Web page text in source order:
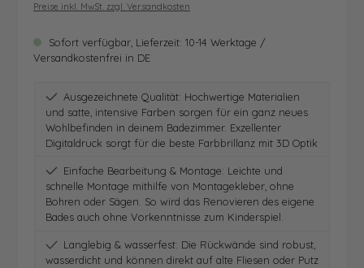
Preise inkl. MwSt. zzgl. Versandkosten
Sofort verfügbar, Lieferzeit: 10-14 Werktage /
Versandkostenfrei in DE
Ausgezeichnete Qualität: Hochwertige Materialien
und satte, intensive Farben sorgen für ein ganz neues
Wohlbefinden in deinem Badezimmer. Exzellenter
Digitaldruck sorgt für die beste Farbbrillanz mit 3D Optik
Einfache Bearbeitung & Montage: Leichte und
schnelle Montage mithilfe von Montagekleber, ohne
Bohren oder Sägen. So wird das Renovieren des eigene
Bades auch ohne Vorkenntnisse zum Kinderspiel.
Langlebig & wasserfest: Die Rückwände sind robust,
wasserdicht und können direkt auf alte Fliesen oder Putz